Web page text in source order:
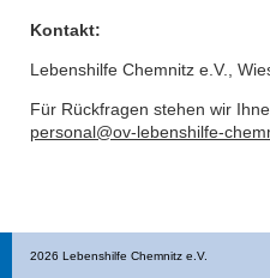
Kontakt:
Lebenshilfe Chemnitz e.V.,
Für Rückfragen stehen wir
personal@ov-lebenshilfe-
2026 Lebenshilfe Chemnitz e.V.